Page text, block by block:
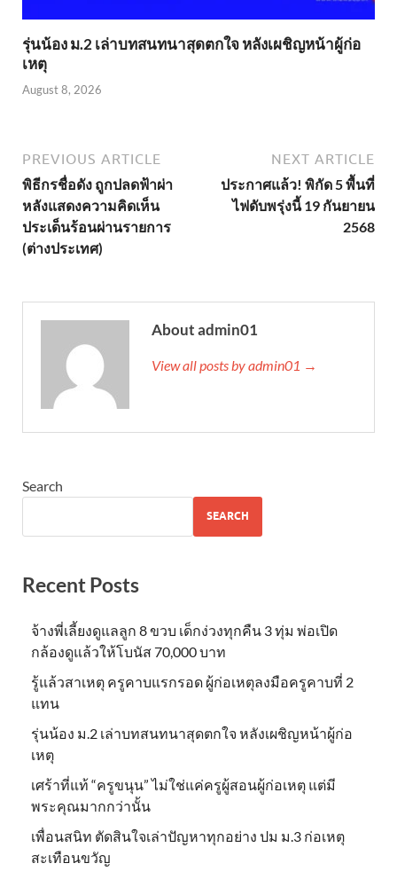
รุ่นน้อง ม.2 เล่าบทสนทนาสุดตกใจ หลังเผชิญหน้าผู้ก่อ
เหตุ
August 8, 2026
PREVIOUS ARTICLE
พิธีกรชื่อดัง ถูกปลดฟ้าผ่า
หลังแสดงความคิดเห็น
ประเด็นร้อนผ่านรายการ
(ต่างประเทศ)
NEXT ARTICLE
ประกาศแล้ว! พิกัด 5 พื้นที่
ไฟดับพรุ่งนี้ 19 กันยายน
2568
About admin01
View all posts by admin01 →
Search
SEARCH
Recent Posts
จ้างพี่เลี้ยงดูแลลูก 8 ขวบ เด็กง่วงทุกคืน 3 ทุ่ม พ่อเปิด
กล้องดูแล้วให้โบนัส 70,000 บาท
รู้แล้วสาเหตุ ครูคาบแรกรอด ผู้ก่อเหตุลงมือครูคาบที่ 2
แทน
รุ่นน้อง ม.2 เล่าบทสนทนาสุดตกใจ หลังเผชิญหน้าผู้ก่อ
เหตุ
เศร้าที่แท้ “ครูขนุน” ไม่ใช่แค่ครูผู้สอนผู้ก่อเหตุ แต่มี
พระคุณมากกว่านั้น
เพื่อนสนิท ตัดสินใจเล่าปัญหาทุกอย่าง ปม ม.3 ก่อเหตุ
สะเทือนขวัญ